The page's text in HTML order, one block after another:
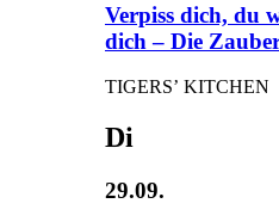
Verpiss dich, du
dich – Die
TIGERS’ KITCHEN
Di
29.09.